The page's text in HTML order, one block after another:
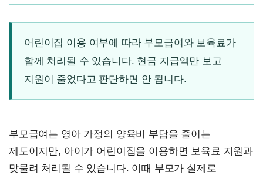
어린이집 이용 여부에 따라 부모급여와 보육료가
함께 처리될 수 있습니다. 현금 지급액만 보고
지원이 줄었다고 판단하면 안 됩니다.
부모급여는 영아 가정의 양육비 부담을 줄이는
제도이지만, 아이가 어린이집을 이용하면 보육료 지원과
맞물려 처리될 수 있습니다. 이때 부모가 실제로